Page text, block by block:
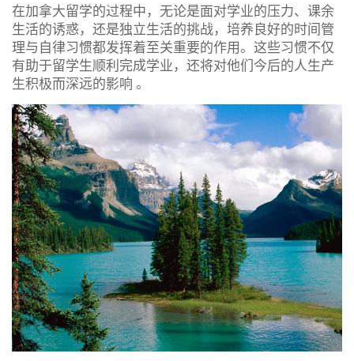
在加拿大留学的过程中，无论是面对学业的压力、课余
生活的诱惑，还是独立生活的挑战，培养良好的时间管
理与自律习惯都发挥着至关重要的作用。这些习惯不仅
有助于留学生顺利完成学业，还将对他们今后的人生产
生积极而深远的影响 。